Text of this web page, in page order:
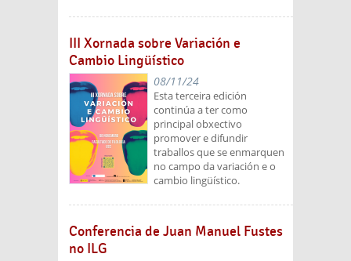
III Xornada sobre Variación e
Cambio Lingüístico
08/11/24
Esta terceira edición
continúa a ter como
principal obxectivo
promover e difundir
traballos que se enmarquen
no campo da variación e o
cambio lingüístico.
Conferencia de Juan Manuel Fustes
no ILG